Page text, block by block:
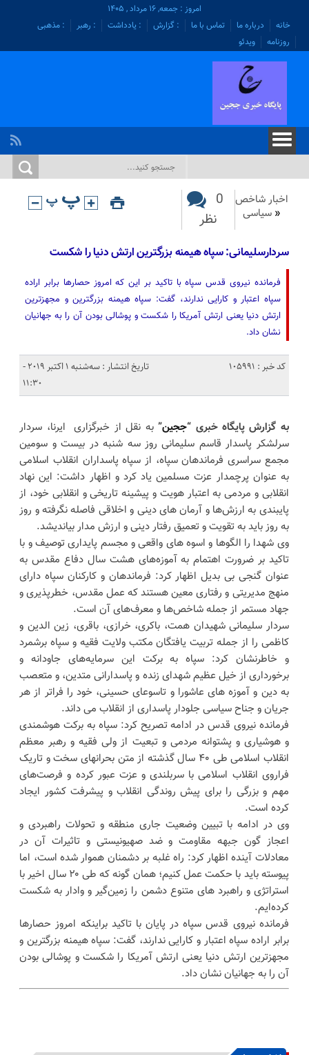
امروز : جمعه, ۱۶ مرداد , ۱۴۰۵
خانه
درباره ما تماس با ما : گزارش : یادداشت : رهبر
: مذهبی
روزنامه
ویدئو
اخبار شاخص
« سیاسی
0
نظر
سردارسلیمانی: سپاه هیمنه بزرگترین ارتش دنیا را شکست
فرمانده نیروی قدس سپاه با تاکید بر این که امروز حصارها برابر اراده
سپاه اعتبار و کارایی ندارند، گفت: سپاه هیمنه بزرگترین و مجهزترین
ارتش دنیا یعنی ارتش آمریکا را شکست و پوشالی بودن آن را به جهانیان
نشان داد.
کد خبر : 105991
تاریخ انتشار : سه‌شنبه 1 اکتبر 2019 -
11:30
به گزارش پایگاه خبری “ججین”به نقل از خبرگزاری ایرنا، سردار
سرلشکر پاسدار قاسم سلیمانی روز سه شنبه در بیست و سومین
مجمع سراسری فرماندهان سپاه، از سپاه پاسداران انقلاب اسلامی
به عنوان پرچمدار عزت مسلمین یاد کرد و اظهار داشت: این نهاد
انقلابی و مردمی به اعتبار هویت و پیشینه تاریخی و انقلابی خود، از
پایبندی به ارزش‌ها و آرمان های دینی و اخلاقی فاصله نگرفته و روز
به روز باید به تقویت و تعمیق رفتار دینی و ارزش مدار بیاندیشد.
وی شهدا را الگوها و اسوه های واقعی و مجسم پایداری توصیف و با
تاکید بر ضرورت اهتمام به آموزه‌های هشت سال دفاع مقدس به
عنوان گنجی بی بدیل اظهار کرد: فرماندهان و کارکنان سپاه دارای
منهج مدیریتی و رفتاری معین هستند که عمل مقدس، خطرپذیری و
جهاد مستمر از جمله شاخص‌ها و معرف‌های آن است.
سردار سلیمانی شهیدان همت، باکری، خرازی، باقری، زین الدین و
کاظمی را از جمله تربیت یافتگان مکتب ولایت فقیه و سپاه برشمرد
و خاطرنشان کرد: سپاه به برکت این سرمایه‌های جاودانه و
برخورداری از خیل عظیم شهدای زنده و پاسدارانی متدین، و متعصب
به دین و آموزه های عاشورا و تاسوعای حسینی، خود را فراتر از هر
جریان و جناح سیاسی جلودار پاسداری از انقلاب می داند.
فرمانده نیروی قدس در ادامه تصریح کرد: سپاه به برکت هوشمندی
و هوشیاری و پشتوانه مردمی و تبعیت از ولی فقیه و رهبر معظم
انقلاب اسلامی طی ۴۰ سال گذشته از متن بحرانهای سخت و تاریک
فراروی انقلاب اسلامی با سربلندی و عزت عبور کرده و فرصت‌های
مهم و بزرگی را برای پیش روندگی انقلاب و پیشرفت کشور ایجاد
کرده است.
وی در ادامه با تبیین وضعیت جاری منطقه و تحولات راهبردی و
اعجاز گون جبهه مقاومت و ضد صهیونیستی و تاثیرات آن در
معادلات آینده اظهار کرد: راه غلبه بر دشمنان هموار شده است، اما
پیوسته باید با حکمت عمل کنیم؛ همان گونه که طی ۲۰ سال اخیر با
استراتژی و راهبرد های متنوع دشمن را زمین‌گیر و وادار به شکست
کرده‌ایم.
فرمانده نیروی قدس سپاه در پایان با تاکید براینکه امروز حصارها
برابر اراده سپاه اعتبار و کارایی ندارند، گفت: سپاه هیمنه بزرگترین و
مجهزترین ارتش دنیا یعنی ارتش آمریکا را شکست و پوشالی بودن
آن را به جهانیان نشان داد.